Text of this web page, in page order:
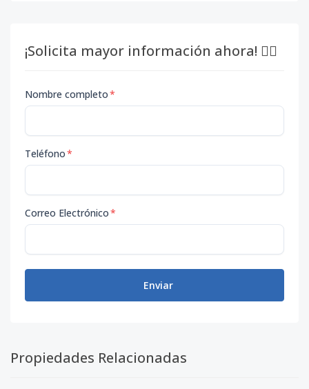
¡Solicita mayor información ahora! 👇🏽
Nombre completo*
Teléfono*
Correo Electrónico*
Enviar
Propiedades Relacionadas